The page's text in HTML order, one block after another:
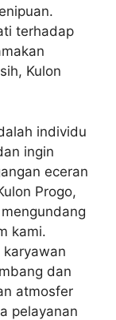
terhadap
Kulon
individu
ingin
eceran
Progo,
kami.
dan
atmosfer
pelayanan